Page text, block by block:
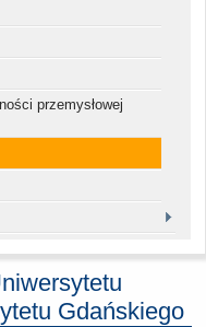
przemysłowej
Gdańskiego